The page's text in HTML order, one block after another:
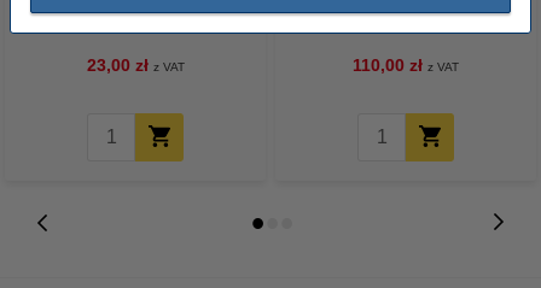
23,00 zł z VAT 110,00 zł z VAT